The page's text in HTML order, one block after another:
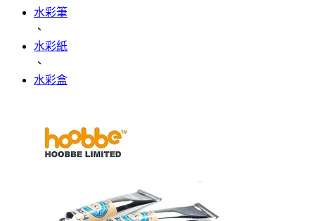
水彩筆
、
水彩紙
、
水彩盒